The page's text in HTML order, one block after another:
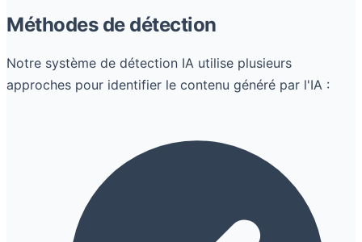
Méthodes de détection
Notre système de détection IA utilise plusieurs
approches pour identifier le contenu généré par l'IA :